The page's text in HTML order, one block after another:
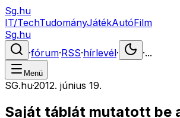
Sg.hu
IT/TechTudományJátékAutóFilm
Sg.hu
·fórum·RSS·hírlevél· ·...
Menü
SG.hu·2012. június 19.
Saját táblát mutatott be